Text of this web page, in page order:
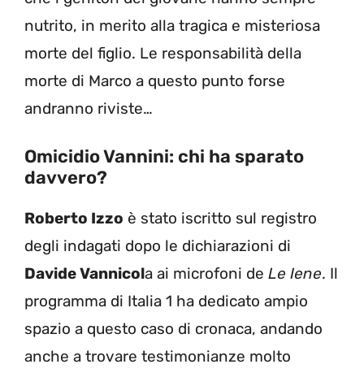
nutrito, in merito alla tragica e misteriosa
morte del figlio. Le responsabilità della
morte di Marco a questo punto forse
andranno riviste…
Omicidio Vannini: chi ha sparato
davvero?
Roberto Izzo è stato iscritto sul registro
degli indagati dopo le dichiarazioni di
Davide Vannicola ai microfoni de Le Iene. Il
programma di Italia 1 ha dedicato ampio
spazio a questo caso di cronaca, andando
anche a trovare testimonianze molto